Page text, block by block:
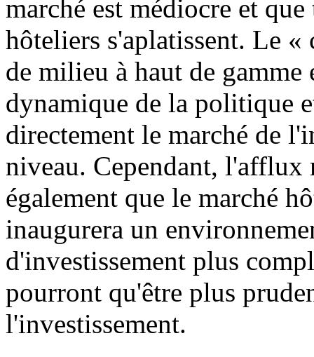
marché est médiocre et
hôteliers s'aplatissent. Le
de milieu à haut de gamme
dynamique de la politique
directement le marché de
niveau. Cependant, l'afflux
également que le marché
inaugurera un
d'investissement plus
pourront qu'être plus
l'investissement.